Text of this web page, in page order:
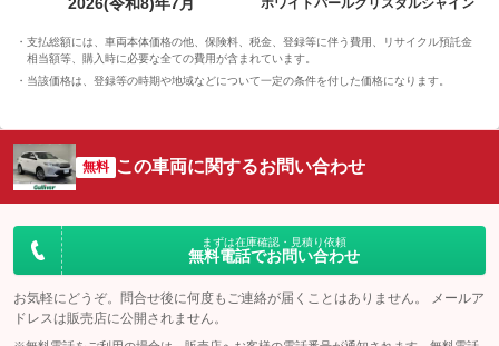
支払総額には、車両本体価格の他、保険料、税金、登録等に伴う費用、リサイクル預託金
相当額等、購入時に必要な全ての費用が含まれています。
当該価格は、登録等の時期や地域などについて一定の条件を付した価格になります。
無料 この車両に関するお問い合わせ
まずは在庫確認・見積り依頼
無料電話でお問い合わせ
お気軽にどうぞ。問合せ後に何度もご連絡が届くことはありません。 メールア
ドレスは販売店に公開されません。